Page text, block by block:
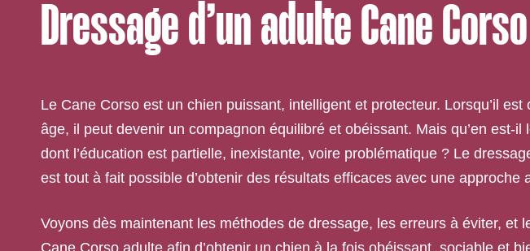
Dressage d’un adulte Cane Corso
Le Cane Corso est un chien puissant, intelligent et protecteur. Lorsqu’il
âge, il peut devenir un compagnon équilibré et obéissant. Mais qu’en est-il
dont l’éducation est partielle, inexistante, voire problématique ? Le
est tout à fait possible d’obtenir des résultats efficaces avec une approche
Voyons dès maintenant les méthodes de dressage, les erreurs à éviter, et
Cane Corso adulte afin d’obtenir un chien à la fois obéissant, sociable et